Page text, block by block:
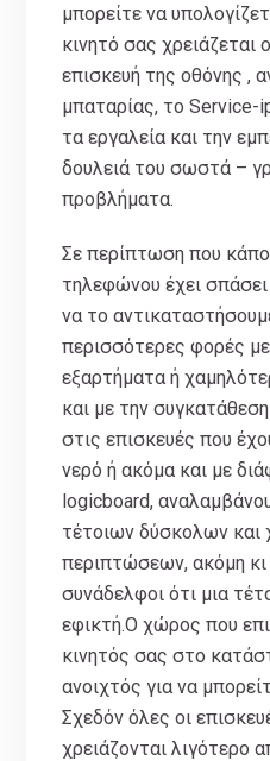
μπορείτε να
κινητό σας χρειάζεται
επισκευή της οθόνης ,
μπαταρίας, το Service-
τα εργαλεία και την
δουλειά του σωστά –
προβλήματα.
Σε περίπτωση που
τηλεφώνου έχει
να το
περισσότερες φορές
εξαρτήματα ή
και με την
στις επισκευές που
νερό ή ακόμα και με
logicboard,
τέτοιων δύσκολων
περιπτώσεων, ακόμη κι
συνάδελφοι ότι μια
εφικτή.Ο χώρος που
κινητός σας στο
ανοιχτός για να
Σχεδόν όλες οι
χρειάζονται λιγότερο